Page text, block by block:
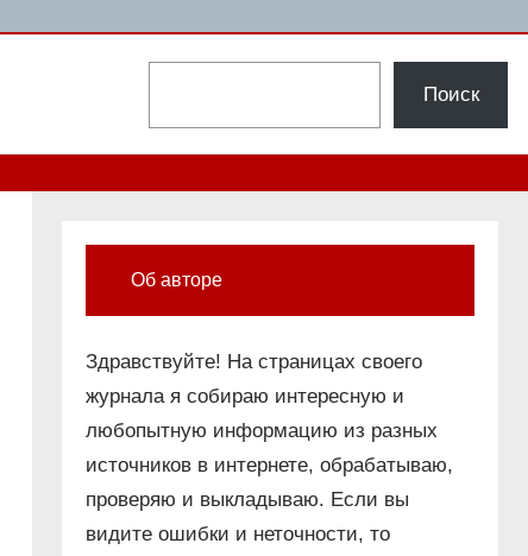
Поиск
Об авторе
Здравствуйте! На страницах своего
журнала я собираю интересную и
любопытную информацию из разных
источников в интернете, обрабатываю,
проверяю и выкладываю. Если вы
видите ошибки и неточности, то